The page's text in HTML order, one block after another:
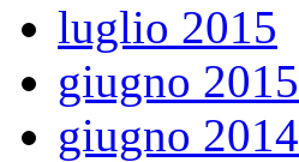
luglio 2015
giugno 2015
giugno 2014